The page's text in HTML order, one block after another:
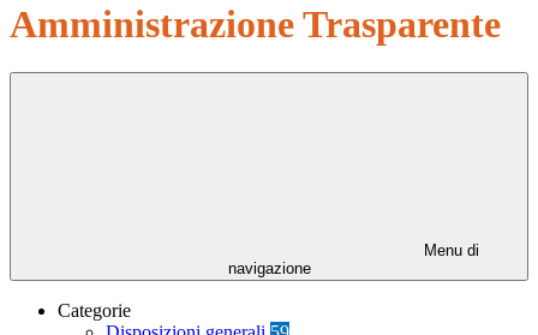
Amministrazione Trasparente
Menu di
navigazione
Categorie